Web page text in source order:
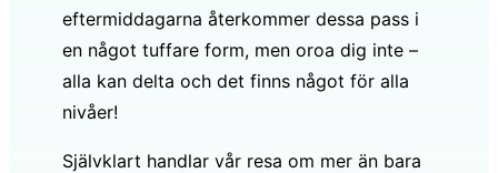
eftermiddagarna återkommer dessa pass i
en något tuffare form, men oroa dig inte –
alla kan delta och det finns något för alla
nivåer!
Självklart handlar vår resa om mer än bara